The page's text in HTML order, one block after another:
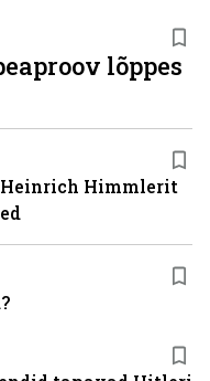
lõppes
Himmlerit